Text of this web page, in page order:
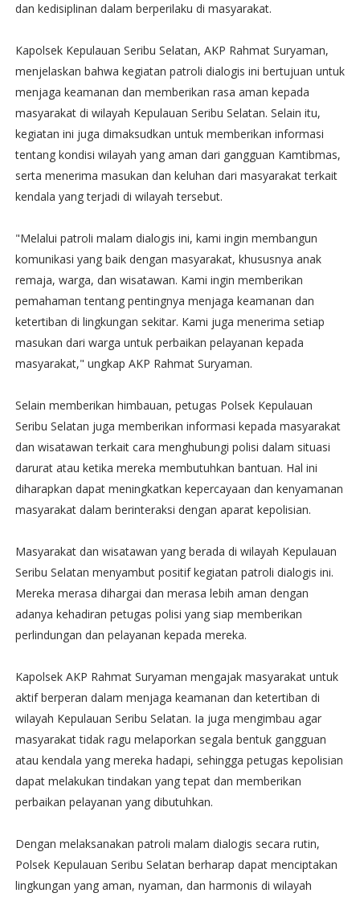
dan kedisiplinan dalam berperilaku di masyarakat.
Kapolsek Kepulauan Seribu Selatan, AKP Rahmat Suryaman,
menjelaskan bahwa kegiatan patroli dialogis ini bertujuan untuk
menjaga keamanan dan memberikan rasa aman kepada
masyarakat di wilayah Kepulauan Seribu Selatan. Selain itu,
kegiatan ini juga dimaksudkan untuk memberikan informasi
tentang kondisi wilayah yang aman dari gangguan Kamtibmas,
serta menerima masukan dan keluhan dari masyarakat terkait
kendala yang terjadi di wilayah tersebut.
"Melalui patroli malam dialogis ini, kami ingin membangun
komunikasi yang baik dengan masyarakat, khususnya anak
remaja, warga, dan wisatawan. Kami ingin memberikan
pemahaman tentang pentingnya menjaga keamanan dan
ketertiban di lingkungan sekitar. Kami juga menerima setiap
masukan dari warga untuk perbaikan pelayanan kepada
masyarakat," ungkap AKP Rahmat Suryaman.
Selain memberikan himbauan, petugas Polsek Kepulauan
Seribu Selatan juga memberikan informasi kepada masyarakat
dan wisatawan terkait cara menghubungi polisi dalam situasi
darurat atau ketika mereka membutuhkan bantuan. Hal ini
diharapkan dapat meningkatkan kepercayaan dan kenyamanan
masyarakat dalam berinteraksi dengan aparat kepolisian.
Masyarakat dan wisatawan yang berada di wilayah Kepulauan
Seribu Selatan menyambut positif kegiatan patroli dialogis ini.
Mereka merasa dihargai dan merasa lebih aman dengan
adanya kehadiran petugas polisi yang siap memberikan
perlindungan dan pelayanan kepada mereka.
Kapolsek AKP Rahmat Suryaman mengajak masyarakat untuk
aktif berperan dalam menjaga keamanan dan ketertiban di
wilayah Kepulauan Seribu Selatan. Ia juga mengimbau agar
masyarakat tidak ragu melaporkan segala bentuk gangguan
atau kendala yang mereka hadapi, sehingga petugas kepolisian
dapat melakukan tindakan yang tepat dan memberikan
perbaikan pelayanan yang dibutuhkan.
Dengan melaksanakan patroli malam dialogis secara rutin,
Polsek Kepulauan Seribu Selatan berharap dapat menciptakan
lingkungan yang aman, nyaman, dan harmonis di wilayah